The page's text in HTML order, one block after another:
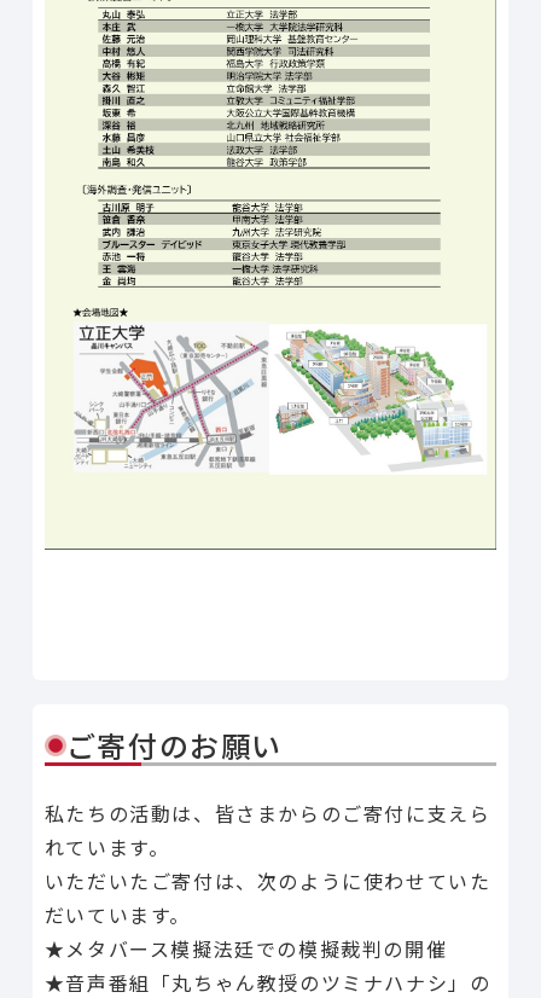
ご寄付のお願い
私たちの活動は、皆さまからのご寄付に支えら
れています。
いただいたご寄付は、次のように使わせていた
だいています。
★メタバース模擬法廷での模擬裁判の開催
★音声番組「丸ちゃん教授のツミナハナシ」の